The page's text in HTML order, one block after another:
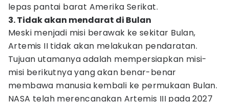
lepas pantai barat Amerika Serikat.
3. Tidak akan mendarat di Bulan
Meski menjadi misi berawak ke sekitar Bulan,
Artemis II tidak akan melakukan pendaratan.
Tujuan utamanya adalah mempersiapkan misi-
misi berikutnya yang akan benar-benar
membawa manusia kembali ke permukaan Bulan.
NASA telah merencanakan Artemis III pada 2027